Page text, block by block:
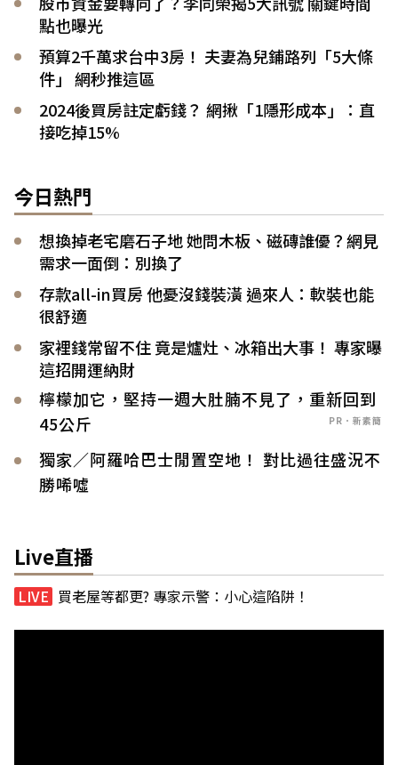
點也曝光
預算2千萬求台中3房！ 夫妻為兒鋪路列「5大條
件」 網秒推這區
2024後買房註定虧錢？ 網揪「1隱形成本」：直
接吃掉15%
今日熱門
想換掉老宅磨石子地 她問木板、磁磚誰優？網見
需求一面倒：別換了
存款all-in買房 他憂沒錢裝潢 過來人：軟裝也能
很舒適
家裡錢常留不住 竟是爐灶、冰箱出大事！ 專家曝
這招開運納財
檸檬加它，堅持一週大肚腩不見了，重新回到
45公斤
PR．新素簡
獨家／阿羅哈巴士閒置空地！ 對比過往盛況不
勝唏噓
Live直播
買老屋等都更? 專家示警：小心這陷阱！